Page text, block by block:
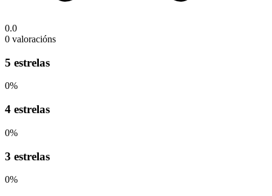
0.0
0 valoracións
5 estrelas
0%
4 estrelas
0%
3 estrelas
0%